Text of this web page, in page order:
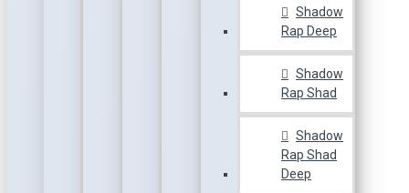
Shadow
Rap Deep
Shadow
Rap Shad
Shadow
Rap Shad
Deep